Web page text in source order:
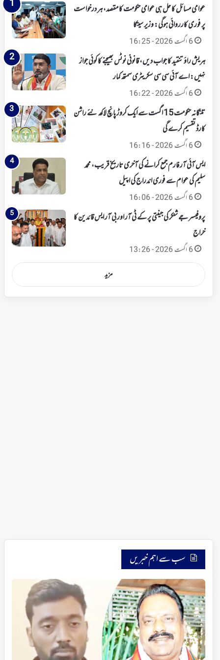
عوامی مسائل کا حل ہی عوامی حکومت کا مقصد، ہر درخواست
پر فوری کارروائی ہوگی: وزیر سیتکا
6 اگست 2026 - 16:25
ہریش راؤ تنقید کا جواب دیں، قانونی نوٹس بھیجنے کا کوئی جواز
نہیں: اے آئی سی سی سکریٹری سمتھ کمار
6 اگست 2026 - 16:22
تلنگانہ حکومت 15 اگست سے ایک کروڑ پانچ لاکھ نئے راشن
کارڈ تقسیم کرے گی
6 اگست 2026 - 16:16
ایس آئی آر فارم جمع کرانے کی آخری تاریخ قریب، محمد
سلیم کی عوام سے فوری اندراج کی اپیل
6 اگست 2026 - 16:06
پروفیسر جے شنکر کی جینتی پر کے ٹی آر اور بی آر ایس قائدین کا
خراج
6 اگست 2026 - 13:26
مزید
سب سے اہم خبریں